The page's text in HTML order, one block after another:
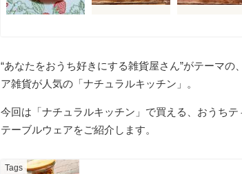
“あなたをおうち好きにする雑貨屋さん”がテーマ
ア雑貨が人気の「ナチュラルキッチン」。
今回は「ナチュラルキッチン」で買える、おうち
テーブルウェアをご紹介します。